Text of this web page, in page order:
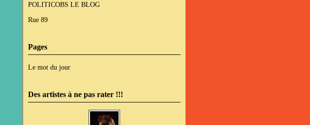
POLITICOBS LE BLOG
Rue 89
Pages
Le mot du jour
Des artistes à ne pas rater !!!